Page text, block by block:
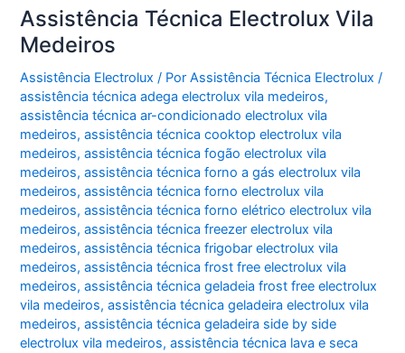
Assistência Técnica Electrolux Vila
Medeiros
Assistência Electrolux / PorAssistência Técnica Electrolux/
assistência técnica adega electrolux vila medeiros,
assistência técnica ar-condicionado electrolux vila
medeiros,assistência técnica cooktop electrolux vila
medeiros,assistência técnica fogão electrolux vila
medeiros,assistência técnica forno a gás electrolux vila
medeiros,assistência técnica forno electrolux vila
medeiros,assistência técnica forno elétrico electrolux vila
medeiros,assistência técnica freezer electrolux vila
medeiros,assistência técnica frigobar electrolux vila
medeiros,assistência técnica frost free electrolux vila
medeiros,assistência técnica geladeia frost free electrolux
vila medeiros,assistência técnica geladeira electrolux vila
medeiros,assistência técnica geladeira side by side
electrolux vila medeiros,assistência técnica lava e seca